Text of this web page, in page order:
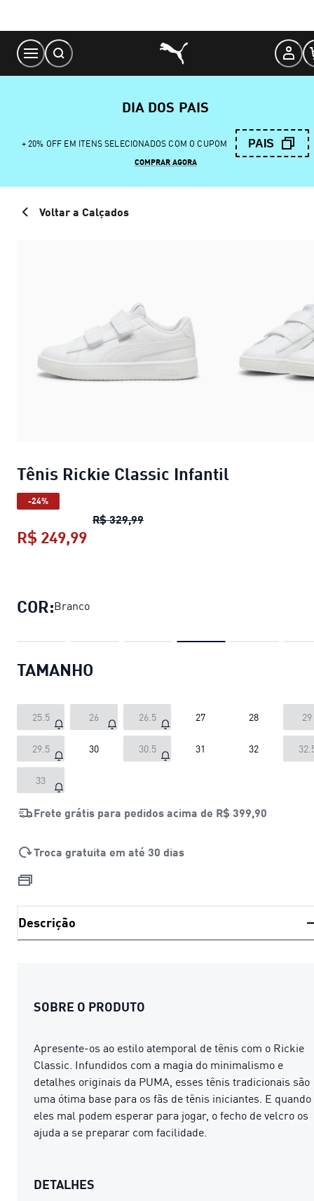
Content
DIA DOS PAIS
+ 20% OFF EM ITENS SELECIONADOS COM O CUPOM PAIS
COMPRAR AGORA
Voltar a Calçados
Tênis Rickie Classic Infantil
-24%
R$ 329,99Tênis Rickie Classic Infantil
R$ 249,99
COR:Branco
TAMANHO
25.5 26 26.5 27 28 29
29.5 30 30.5 31 32
33
Frete grátis para pedidos acima de R$ 399,90
Troca gratuita em até 30 dias
Descrição
SOBRE O PRODUTO
Apresente-os ao estilo atemporal de tênis com o Rickie
Classic. Infundidos com a magia do minimalismo e
detalhes originais da PUMA, esses tênis tradicionais são
uma ótima base para os fãs de tênis iniciantes. E quando
eles mal podem esperar para jogar, o fecho de velcro os
ajuda a se preparar com facilidade.
DETALHES